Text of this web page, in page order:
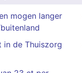
mogen langer
in de Thuiszorg